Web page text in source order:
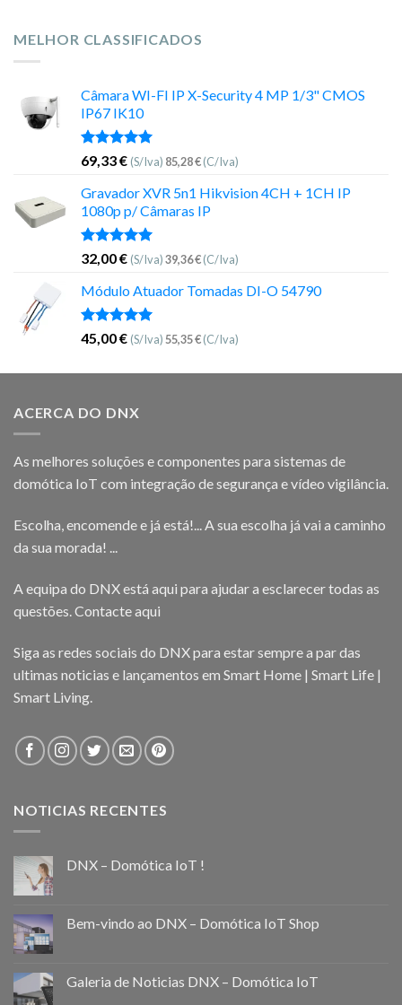
MELHOR CLASSIFICADOS
Câmara WI-FI IP X-Security 4 MP 1/3" CMOS
IP67 IK10
Avaliação
5.00
de 5
69,33€ (S/Iva) 85,28€(C/Iva)
Gravador XVR 5n1 Hikvision 4CH + 1CH IP
1080p p/ Câmaras IP
Avaliação
5.00
de 5
32,00€ (S/Iva)39,36€(C/Iva)
Módulo Atuador Tomadas DI-O 54790
Avaliação
5.00
de 5
45,00€ (S/Iva)55,35€(C/Iva)
ACERCA DO DNX
As melhores soluções e componentes para sistemas de
domótica IoT com integração de segurança e vídeo vigilância.
Escolha, encomende e já está!... A sua escolha já vai a caminho
da sua morada! ...
A equipa do DNX está aqui para ajudar a esclarecer todas as
questões.Contacte aqui
Siga as redes sociais do DNX para estar sempre a par das
ultimas noticias e lançamentos em Smart Home | Smart Life |
Smart Living.
NOTICIAS RECENTES
DNX – Domótica IoT !
Bem-vindo ao DNX – Domótica IoT Shop
Galeria de Noticias DNX – Domótica IoT